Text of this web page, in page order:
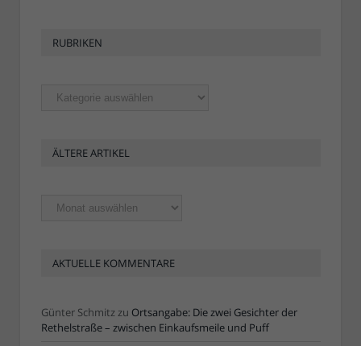
RUBRIKEN
Rubriken
ÄLTERE ARTIKEL
Ältere
Artikel
AKTUELLE KOMMENTARE
Günter Schmitzzu Ortsangabe: Die zwei Gesichter der
Rethelstraße – zwischen Einkaufsmeile und Puff